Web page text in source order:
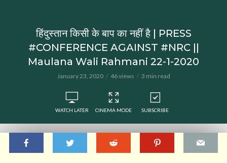
हिंदुस्तान किसी के बाप का नहीं है | PRESS
#CONFERENCE AGAINST #NRC ||
Maulana Wali Rahmani 22-1-2020
January 23, 2020 46 views 3 min read
WATCH LATER CINEMA MODE SUBSCRIBE